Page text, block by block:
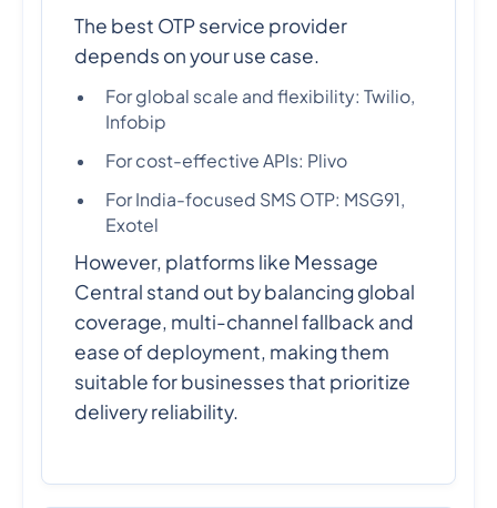
The best OTP service provider
depends on your use case.
For global scale and flexibility: Twilio,
Infobip
For cost-effective APIs: Plivo
For India-focused SMS OTP: MSG91,
Exotel
However, platforms like Message
Central stand out by balancing global
coverage, multi-channel fallback and
ease of deployment, making them
suitable for businesses that prioritize
delivery reliability.